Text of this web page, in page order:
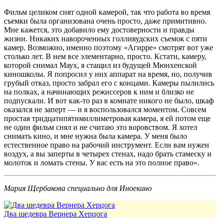
Фильм целиком снят одной камерой, так что работа во время
съемки была организована очень просто, даже примитивно.
Мне кажется, это добавило ему достоверности и правды
жизни. Никаких навороченных голливудских съемок с пяти
камер. Возможно, именно поэтому «Агирре» смотрят вот уже
столько лет. В нем все элементарно, просто. Кстати, камеру,
которой снимал Маух, я стащил из будущей Мюнхенской
киношколы. Я попросил у них аппарат на время, но, получив
грубый отказ, просто забрал его с концами. Камеры пылились
на полках, а начинающих режиссеров к ним и близко не
подпускали. И вот как-то раз в комнате никого не было, шкаф
оказался не заперт — и я воспользовался моментом. Совсем
простая тридцатипятимиллиметровая камера, я ей потом еще
не один фильм снял и не считаю это воровством. Я хотел
снимать кино, и мне нужна была камера. У меня было
естественное право на рабочий инструмент. Если вам нужен
воздух, а вы заперты в четырех стенах, надо брать стамеску и
молоток и ломать стены. У вас есть на это полное право».
Мария Щербакова специально для Иноекино
Два шедевра Вернера Херцога